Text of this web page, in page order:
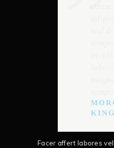
KING
Facer affert labores